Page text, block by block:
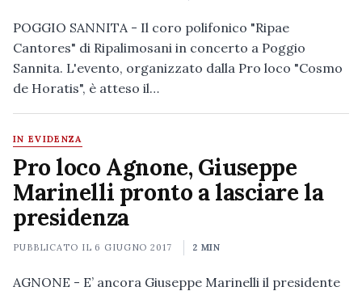
POGGIO SANNITA - Il coro polifonico "Ripae
Cantores" di Ripalimosani in concerto a Poggio
Sannita. L'evento, organizzato dalla Pro loco "Cosmo
de Horatis", è atteso il…
IN EVIDENZA
Pro loco Agnone, Giuseppe
Marinelli pronto a lasciare la
presidenza
PUBBLICATO IL 6 GIUGNO 2017 2 MIN
AGNONE - E’ ancora Giuseppe Marinelli il presidente